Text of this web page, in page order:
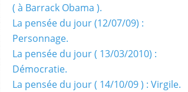
( à Barrack Obama ).
La pensée du jour (12/07/09) :
Personnage.
La pensée du jour ( 13/03/2010) :
Démocratie.
La pensée du jour ( 14/10/09 ) : Virgile.